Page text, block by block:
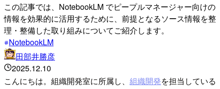
この記事では、NotebookLM でピープルマネージャー向けの
情報を効果的に活用するために、前提となるソース情報を整
理・整備した取り組みについてご紹介します。
NotebookLM
田部井勝彦
2025.12.10
こんにちは。組織開発室に所属し、 組織開発を担当している